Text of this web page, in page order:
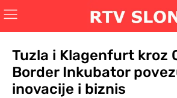
Tuzla i Klagenfurt kroz
Border Inkubator
inovacije i biznis